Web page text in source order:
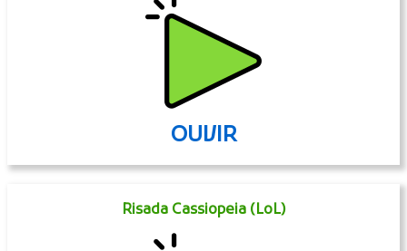
OUVIR
Risada Cassiopeia (LoL)